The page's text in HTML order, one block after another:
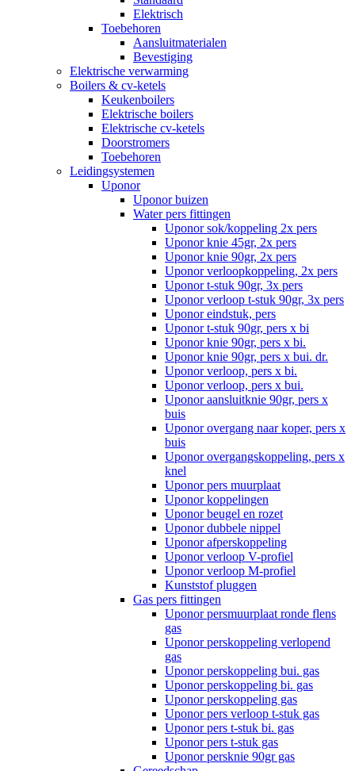
Elektrisch
Toebehoren
Aansluitmaterialen
Bevestiging
Elektrische verwarming
Boilers & cv-ketels
Keukenboilers
Elektrische boilers
Elektrische cv-ketels
Doorstromers
Toebehoren
Leidingsystemen
Uponor
Uponor buizen
Water pers fittingen
Uponor sok/koppeling 2x pers
Uponor knie 45gr, 2x pers
Uponor knie 90gr, 2x pers
Uponor verloopkoppeling, 2x pers
Uponor t-stuk 90gr, 3x pers
Uponor verloop t-stuk 90gr, 3x pers
Uponor eindstuk, pers
Uponor t-stuk 90gr, pers x bi
Uponor knie 90gr, pers x bi.
Uponor knie 90gr, pers x bui. dr.
Uponor verloop, pers x bi.
Uponor verloop, pers x bui.
Uponor aansluitknie 90gr, pers x
buis
Uponor overgang naar koper, pers x
buis
Uponor overgangskoppeling, pers x
knel
Uponor pers muurplaat
Uponor koppelingen
Uponor beugel en rozet
Uponor dubbele nippel
Uponor afperskoppeling
Uponor verloop V-profiel
Uponor verloop M-profiel
Kunststof pluggen
Gas pers fittingen
Uponor persmuurplaat ronde flens
gas
Uponor perskoppeling verlopend
gas
Uponor perskoppeling bui. gas
Uponor perskoppeling bi. gas
Uponor perskoppeling gas
Uponor pers verloop t-stuk gas
Uponor pers t-stuk bi. gas
Uponor pers t-stuk gas
Uponor persknie 90gr gas